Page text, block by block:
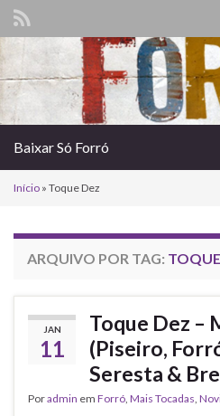
Search for:
Baixar Só Forró
Início » Toque Dez
ARQUIVO POR TAG:
JAN
11
Toque Dez –
(Piseiro,
Seresta &
Poradmin em Forró Mais Tocadas